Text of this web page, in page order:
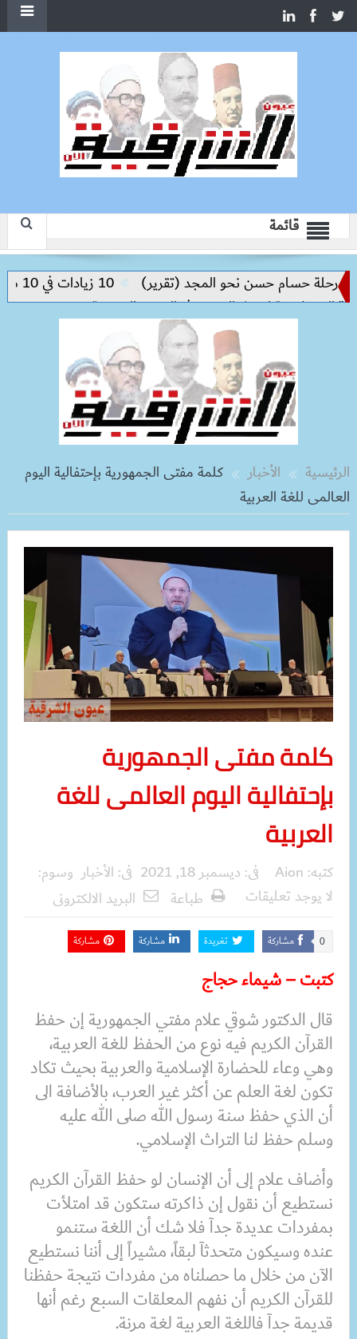
قائمة
حسام حسن نحو المجد (تقرير) 10 زيادات في 10 سنوات.. هل حان الوقت لرفع دعم البنزين نهائيا؟
الرئيسية الأخبار
كلمة مفتى الجمهورية بإحتفالية اليوم
العالمى للغة العربية
كلمة مفتى الجمهورية
بإحتفالية اليوم العالمى للغة
العربية
كتبه: Aion فى: ديسمبر 18, 2021 فى: الأخبار وسوم:
لا يوجد تعليقات
طباعة البريد الالكترونى
مشاركة 0 تغريدة مشاركة مشاركة
كتبت – شيماء حجاج
قال الدكتور شوقي علام مفتي الجمهورية إن حفظ
القرآن الكريم فيه نوع من الحفظ للغة العربية،
وهي وعاء للحضارة الإسلامية والعربية بحيث تكاد
تكون لغة العلم عن أكثر غير العرب، بالأضافة الى
أن الذي حفظ سنة رسول الله صلى الله عليه
وسلم حفظ لنا التراث الإسلامي.
وأضاف علام إلى أن الإنسان لو حفظ القرآن الكريم
نستطيع أن نقول إن ذاكرته ستكون قد امتلأت
بمفردات عديدة جدآ فلا شك أن اللغة ستنمو
عنده وسيكون متحدثآ لبقاً، مشيراً إلى أننا نستطيع
الآن من خلال ما حصلناه من مفردات نتيجة حفظنا
للقرآن الكريم أن نفهم المعلقات السبع رغم أنها
قديمة جدآ فاللغة العربية لغة مرنة.